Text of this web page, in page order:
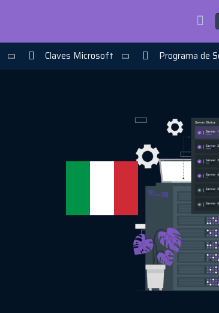
Claves Microsoft Programa de